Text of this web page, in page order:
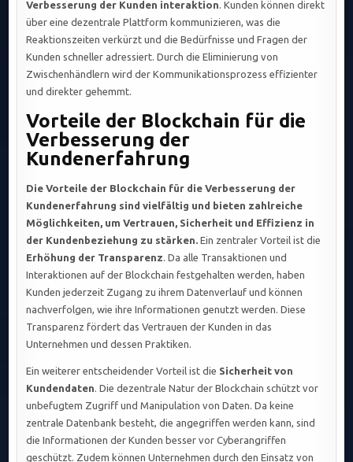
Verbesserung der Kunden interaktion. Kunden können direkt
über eine dezentrale Plattform kommunizieren, was die
Reaktionszeiten verkürzt und die Bedürfnisse und Fragen der
Kunden schneller adressiert. Durch die Eliminierung von
Zwischenhändlern wird der Kommunikationsprozess effizienter
und direkter gehemmt.
Vorteile der Blockchain für die
Verbesserung der
Kundenerfahrung
Die Vorteile der Blockchain für die Verbesserung der
Kundenerfahrung sind vielfältig und bieten zahlreiche
Möglichkeiten, um Vertrauen, Sicherheit und Effizienz in
der Kundenbeziehung zu stärken. Ein zentraler Vorteil ist die
Erhöhung der Transparenz. Da alle Transaktionen und
Interaktionen auf der Blockchain festgehalten werden, haben
Kunden jederzeit Zugang zu ihrem Datenverlauf und können
nachverfolgen, wie ihre Informationen genutzt werden. Diese
Transparenz fördert das Vertrauen der Kunden in das
Unternehmen und dessen Praktiken.
Ein weiterer entscheidender Vorteil ist die Sicherheit von
Kundendaten. Die dezentrale Natur der Blockchain schützt vor
unbefugtem Zugriff und Manipulation von Daten. Da keine
zentrale Datenbank besteht, die angegriffen werden kann, sind
die Informationen der Kunden besser vor Cyberangriffen
geschützt. Zudem können Unternehmen durch den Einsatz von